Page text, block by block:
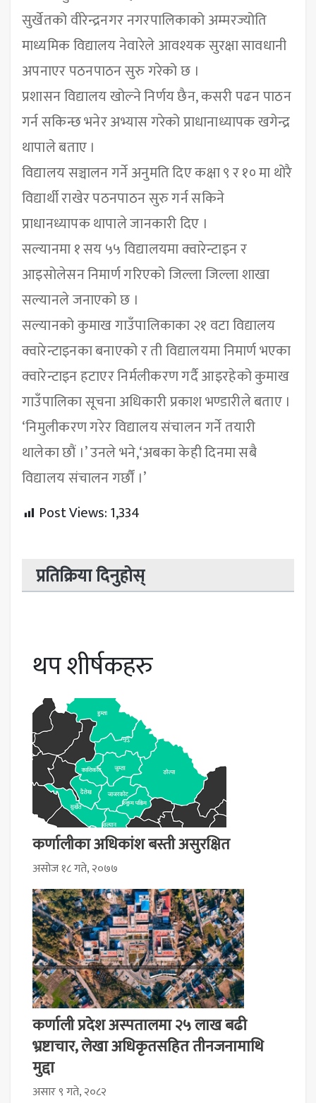
सुर्खेतको वीरेन्द्रनगर नगरपालिकाको अम्मरज्योति
माध्यमिक विद्यालय नेवारेले आवश्यक सुरक्षा सावधानी
अपनाएर पठनपाठन सुरु गरेको छ ।
प्रशासन विद्यालय खोल्ने निर्णय छैन, कसरी पढन पाठन
गर्न सकिन्छ भनेर अभ्यास गरेको प्राधानाध्यापक खगेन्द्र
थापाले बताए ।
विद्यालय सञ्चालन गर्ने अनुमति दिए कक्षा ९ र १० मा थोरै
विद्यार्थी राखेर पठनपाठन सुरु गर्न सकिने
प्राधानध्यापक थापाले जानकारी दिए ।
सल्यानमा १ सय ५५ विद्यालयमा क्वारेन्टाइन र
आइसोलेसन निमार्ण गरिएको जिल्ला जिल्ला शाखा
सल्यानले जनाएको छ ।
सल्यानको कुमाख गाउँपालिकाका २१ वटा विद्यालय
क्वारेन्टाइनका बनाएको र ती विद्यालयमा निमार्ण भएका
क्वारेन्टाइन हटाएर निर्मलीकरण गर्दै आइरहेको कुमाख
गाउँपालिका सूचना अधिकारी प्रकाश भण्डारीले बताए ।
‘निमुलीकरण गरेर विद्यालय संचालन गर्ने तयारी
थालेका छौं ।’ उनले भने,‘अबका केही दिनमा सबै
विद्यालय संचालन गर्छौं ।’
Post Views:1,334
प्रतिक्रिया दिनुहोस्
थप शीर्षकहरु
कर्णालीका अधिकांश बस्ती असुरक्षित
असोज १८ गते, २०७७
कर्णाली प्रदेश अस्पतालमा २५ लाख बढी
भ्रष्टाचार, लेखा अधिकृतसहित तीनजनामाथि
मुद्दा
असार ९ गते, २०८२